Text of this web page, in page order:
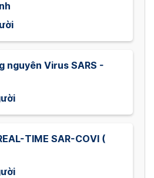
nguyên Virus SARS -
TIME SAR-COVI (